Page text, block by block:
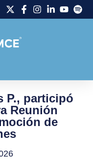
P., participó
Reunión
de